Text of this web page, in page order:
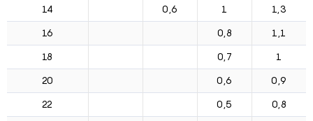
14 0,6 1 1,3
16 0,8 1,1
18 0,7 1
20 0,6 0,9
22 0,5 0,8